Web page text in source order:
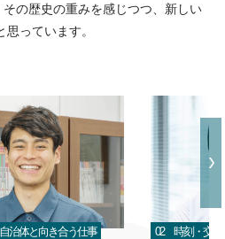
の歴史の重みを感じつつ、新しい
っています。
治体と向き合う仕事 02 時刻・交通